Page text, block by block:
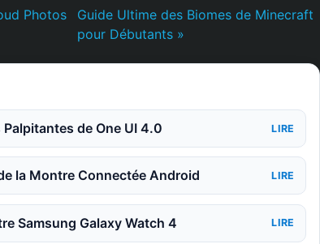
Photos
Guide Ultime des Biomes de Minecraft
pour Débutants »
de One UI 4.0 LIRE
la Montre Connectée Android LIRE
Samsung Galaxy Watch 4 LIRE